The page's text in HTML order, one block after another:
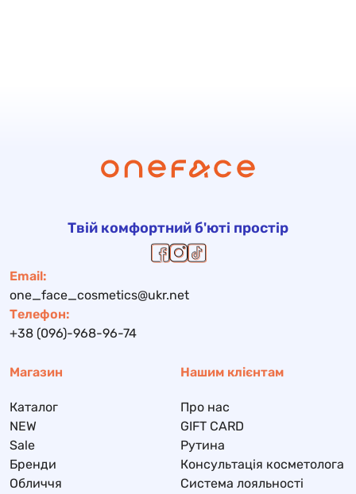
Твій комфортний б'юті простір
Email:
one_face_cosmetics@ukr.net
Телефон:
+38 (096)-968-96-74
Магазин
Каталог
NEW
Sale
Бренди
Обличчя
Нашим клієнтам
Про нас
GIFT CARD
Рутина
Консультація косметолога
Система лояльності